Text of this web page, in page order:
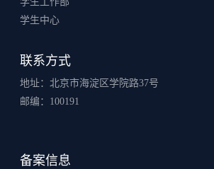
学生中心
联系方式
地址：北京市海淀区学院路37号
邮编：100191
备案信息